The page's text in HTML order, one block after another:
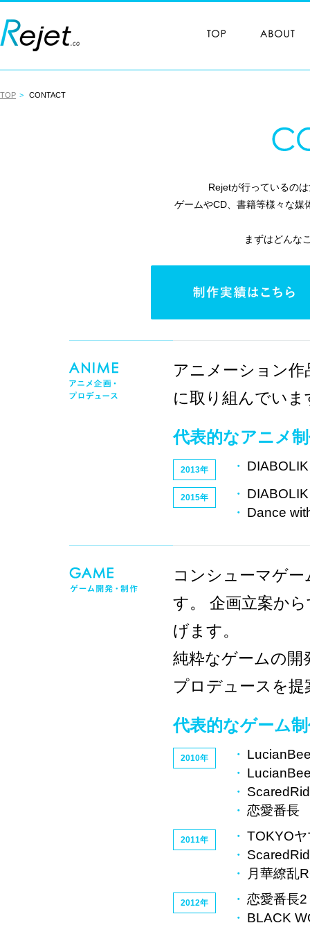
TOP CONTACT
Rejetが行っているの
ゲームやCD、書籍等様々な媒
まずはどんな
アニメーション
に取り組んでいま
代表的なアニメ
2013年
2015年
Dance
コンシューマゲ
す。 企画立案か
げます。
純粋なゲームの
プロデュースを提
代表的なゲーム
2010年
恋愛番長
2011年
TOKYO
月華繚乱
2012年
恋愛番長
BLACK